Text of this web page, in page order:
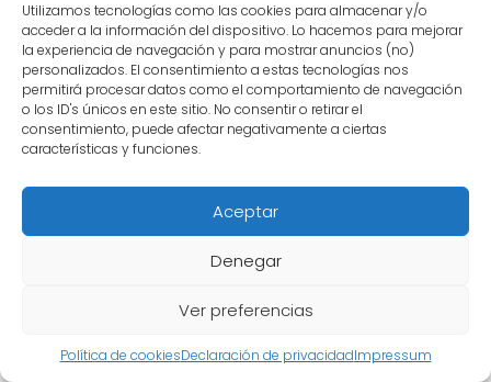
Utilizamos tecnologías como las cookies para almacenar y/o
acceder a la información del dispositivo. Lo hacemos para mejorar
la experiencia de navegación y para mostrar anuncios (no)
personalizados. El consentimiento a estas tecnologías nos
permitirá procesar datos como el comportamiento de navegación
o los ID's únicos en este sitio. No consentir o retirar el
consentimiento, puede afectar negativamente a ciertas
características y funciones.
Aceptar
Denegar
Ver preferencias
Política de cookiesDeclaración de privacidadImpressum
Además, son inmortales y no pueden ser
derrotados en combate.
Un nivel por debajo de los Ángeles se
encuentran los Dioses de la Destrucción.
Cada universo tiene su propio Dios de la
Destrucción, cuya tarea principal es
mantener el equilibrio en su respectivo
universo. Estos seres divinos son
destruir planetas y civilizaciones enteras con
un solo golpe.